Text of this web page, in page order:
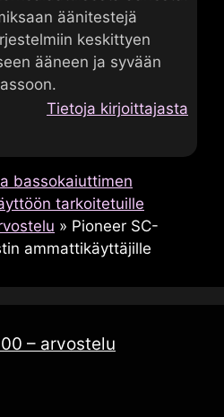
äänitestejä
keskittyen
ääneen ja syvään
Tietoja kirjoittajasta
bassokaiuttimen
tarkoitetuille
» Pioneer SC-
ammattikäyttäjille
– arvostelu